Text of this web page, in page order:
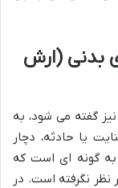
بدنی (ارش
گفته می شود، به
یا حادثه، دچار
گونه ای است که
نظر نگرفته است. در